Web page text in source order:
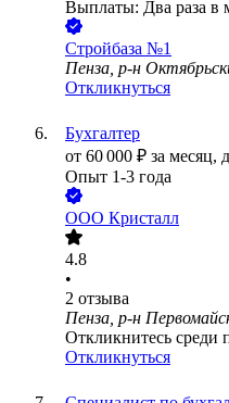
Выплаты: Два раза в
Стройбаза №1
Пенза, р-н
Откликнуться
Бухгалтер
от 60 000 ₽ за месяц,
Опыт 1-3 года
ООО Кристалл
4.8
•
2 отзыва
Пенза, р-н
Откликнитесь среди
Откликнуться